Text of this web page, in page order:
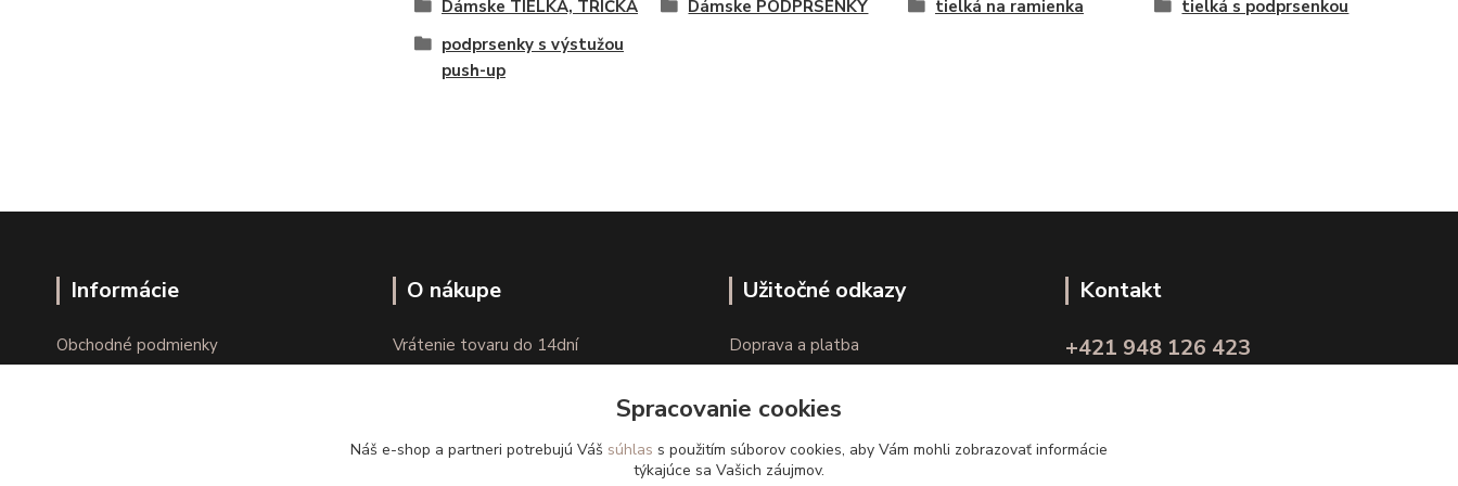
Dámske TIELKÁ, TRIČKÁ Dámske PODPRSENKY tielká na ramienka
tielká s podprsenkou
podprsenky s výstužou
push-up
Informácie
Obchodné podmienky
O nákupe
Vrátenie tovaru do 14dní
Užitočné odkazy
Doprava a platba
Kontakt
+421 948 126 423
Spracovanie cookies
Náš e-shop a partneri potrebujú Váš súhlas s použitím súborov cookies, aby Vám mohli zobrazovať informácie
týkajúce sa Vašich záujmov.